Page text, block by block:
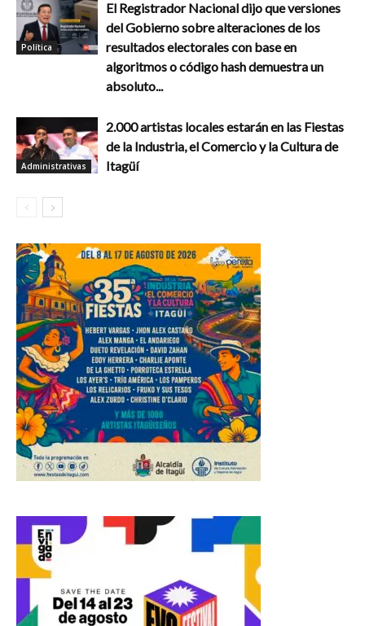
Política
El Registrador Nacional dijo que versiones
del Gobierno sobre alteraciones de los
resultados electorales con base en
algoritmos o código hash demuestra un
absoluto...
Administrativas
2.000 artistas locales estarán en las Fiestas
de la Industria, el Comercio y la Cultura de
Itagüí